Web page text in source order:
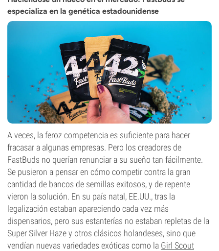
especializa en la genética estadounidense
A veces, la feroz competencia es suficiente para hacer
fracasar a algunas empresas. Pero los creadores de
FastBuds no querían renunciar a su sueño tan fácilmente.
Se pusieron a pensar en cómo competir contra la gran
cantidad de bancos de semillas exitosos, y de repente
vieron la solución. En su país natal, EE.UU., tras la
legalización estaban apareciendo cada vez más
dispensarios, pero sus estanterías no estaban repletas de la
Super Silver Haze y otros clásicos holandeses, sino que
vendían nuevas variedades exóticas como la Girl Scout